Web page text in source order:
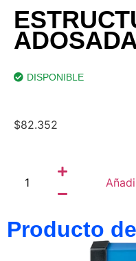
DISPONIBLE
$82.352
Producto